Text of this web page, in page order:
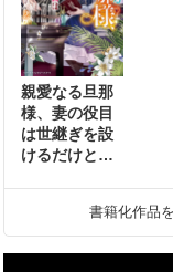
親愛なる旦那
様、妻の役目
は世継ぎを設
けるだけと聞
れ才女の幸せ
な結婚～2
書籍化作品